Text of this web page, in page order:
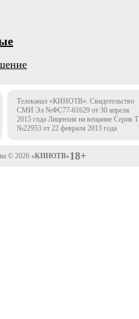
Телеканал «КИНОТВ». Свидетельство
СМИ Эл №ФС77-61629 от 30 апреля
2015 года Лицензия на вещание Серия
№22953 от 22 февраля 2013 года
© 2026 «КИНОТВ»18+